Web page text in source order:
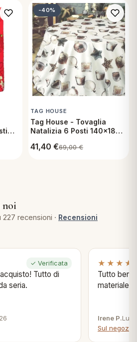
-40%
TAG HOUSE
Tag House - Tovaglia
Natalizia 6 Posti 140x180
41,40 €69,00€
227 recensioni · Recensioni
✓ Verificata
Tutto di
seria.
Tutto bene
materiale .
Irene P.Lug
Sul negozio